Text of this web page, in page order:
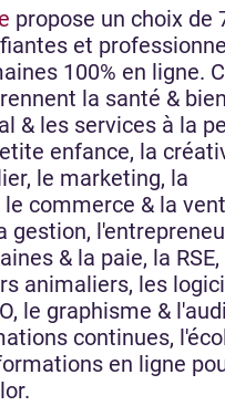
propose un choix de
et
100% en ligne.
la santé &
& les services à la
enfance, la
le marketing, la
commerce & la
gestion,
& la paie, la RSE,
animaliers, les
le graphisme &
continues,
en ligne